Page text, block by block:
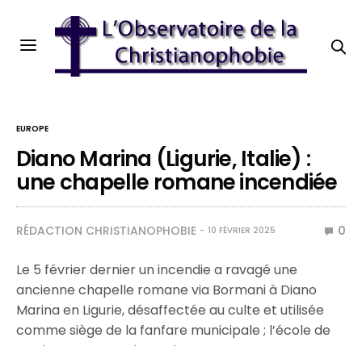
EUROPE
Diano Marina (Ligurie, Italie) :
une chapelle romane incendiée
RÉDACTION CHRISTIANOPHOBIE 10 FÉVRIER 2025 0
Le 5 février dernier un incendie a ravagé une
ancienne chapelle romane via Bormani à Diano
Marina en Ligurie, désaffectée au culte et utilisée
comme siège de la fanfare municipale ; l’école de